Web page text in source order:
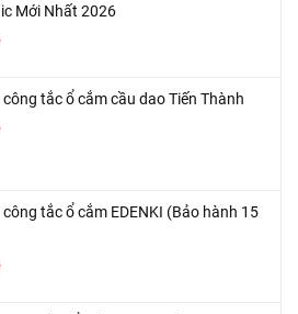
Mới Nhất 2026
công tắc ổ cắm cầu dao Tiến Thành
tắc ổ cắm EDENKI (Bảo hành 15